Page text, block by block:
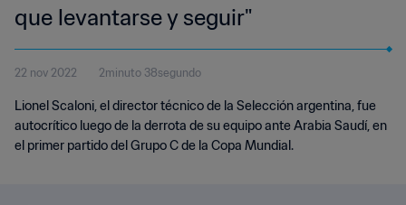
que levantarse y seguir"
22 nov 2022 2minuto 38segundo
Lionel Scaloni, el director técnico de la Selección argentina, fue
autocrítico luego de la derrota de su equipo ante Arabia Saudí, en
el primer partido del Grupo C de la Copa Mundial.